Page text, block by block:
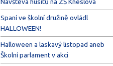
Spaní ve školní družině ovládl
HALLOWEEN!
Halloween a laskavý listopad aneb
Školní parlament v akci